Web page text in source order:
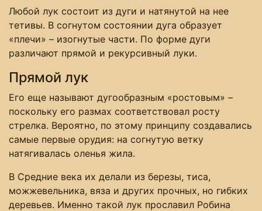
Любой лук состоит из дуги и натянутой на нее
тетивы. В согнутом состоянии дуга образует
«плечи» – изогнутые части. По форме дуги
различают прямой и рекурсивный луки.
Прямой лук
Его еще называют дугообразным «ростовым» –
поскольку его размах соответствовал росту
стрелка. Вероятно, по этому принципу создавались
самые первые орудия: на согнутую ветку
натягивалась оленья жила.
В Средние века их делали из березы, тиса,
можжевельника, вяза и других прочных, но гибких
деревьев. Именно такой лук прославил Робина